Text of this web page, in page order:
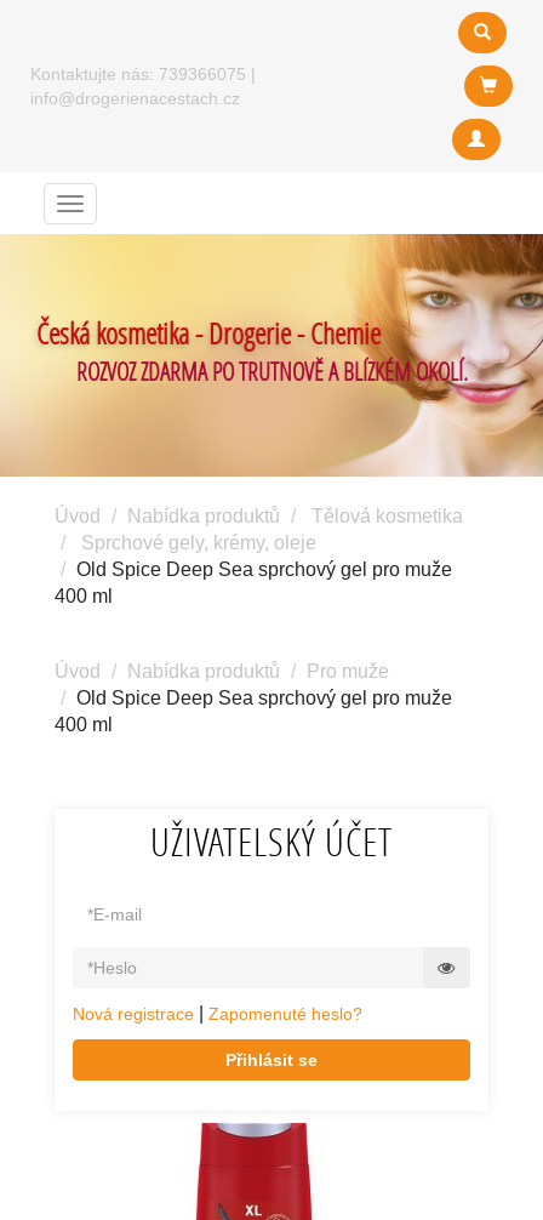
Kontaktujte nás: 739366075 |
info@drogerienacestach.cz
Menu
Česká kosmetika - Drogerie - Chemie
ROZVOZ ZDARMA PO TRUTNOVĚ A BLÍZKÉM OKOLÍ.
Úvod Nabídka produktů
Tělová kosmetika
Sprchové gely, krémy, oleje
Old Spice Deep Sea sprchový gel pro muže
400 ml
Úvod Nabídka produktů
Pro muže
Old Spice Deep Sea sprchový gel pro muže
400 ml
UŽIVATELSKÝ ÚČET
Nová registrace Zapomenuté heslo?
Přihlásit se